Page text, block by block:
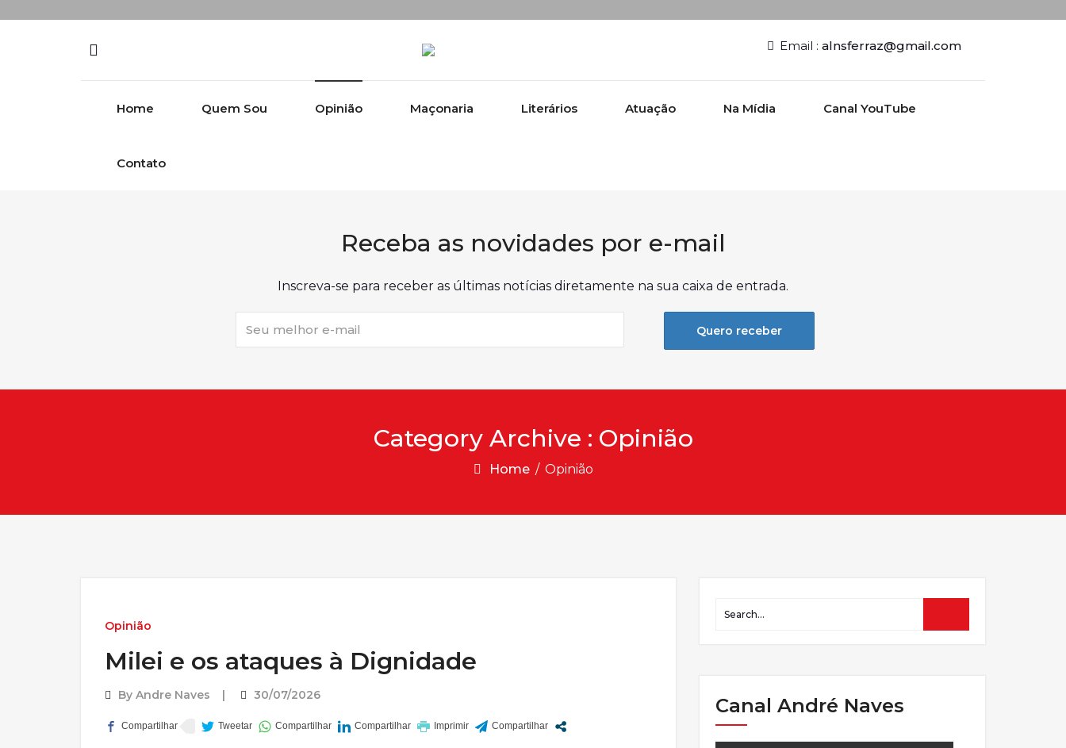
Email : alnsferraz@gmail.com
Home Quem Sou Opinião Maçonaria Literários Atuação Na Mídia Canal YouTube
Contato
Receba as novidades por e-mail
Inscreva-se para receber as últimas notícias diretamente na sua caixa de entrada.
Quero receber
Category Archive : Opinião
Home / Opinião
Opinião
Milei e os ataques à Dignidade
By Andre Naves 30/07/2026 Canal André Naves